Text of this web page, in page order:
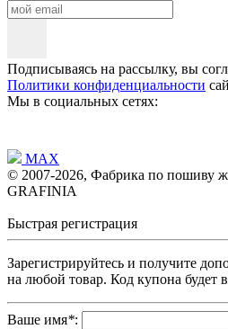
Подписываясь на рассылку, вы
Политики конфиденциальности
Мы в социальных сетях:
MAX
© 2007-2026, Фабрика по пошиву
GRAFINIA
Быстрая регистрация
Зарегистрируйтесь и получите
на любой товар. Код купона будет
Ваше имя*: